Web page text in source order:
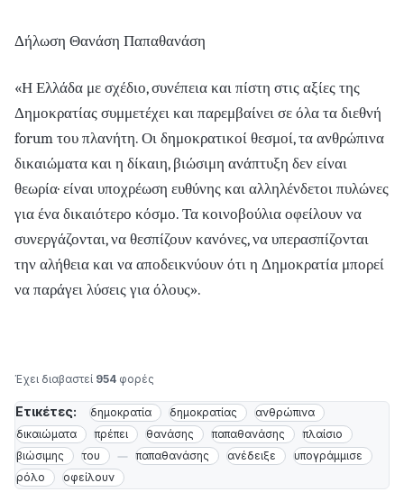
Δήλωση Θανάση Παπαθανάση
«Η Ελλάδα με σχέδιο, συνέπεια και πίστη στις αξίες της
Δημοκρατίας συμμετέχει και παρεμβαίνει σε όλα τα διεθνή
forum του πλανήτη. Οι δημοκρατικοί θεσμοί, τα ανθρώπινα
δικαιώματα και η δίκαιη, βιώσιμη ανάπτυξη δεν είναι
θεωρία· είναι υποχρέωση ευθύνης και αλληλένδετοι πυλώνες
για ένα δικαιότερο κόσμο. Τα κοινοβούλια οφείλουν να
συνεργάζονται, να θεσπίζουν κανόνες, να υπερασπίζονται
την αλήθεια και να αποδεικνύουν ότι η Δημοκρατία μπορεί
να παράγει λύσεις για όλους».
Έχει διαβαστεί 954 φορές
Ετικέτες: δημοκρατία δημοκρατίας
ανθρώπινα
δικαιώματα
πρέπει θανάσης παπαθανάσης
πλαίσιο
βιώσιμης
του παπαθανάσης ανέδειξε
υπογράμμισε
ρόλο
οφείλουν